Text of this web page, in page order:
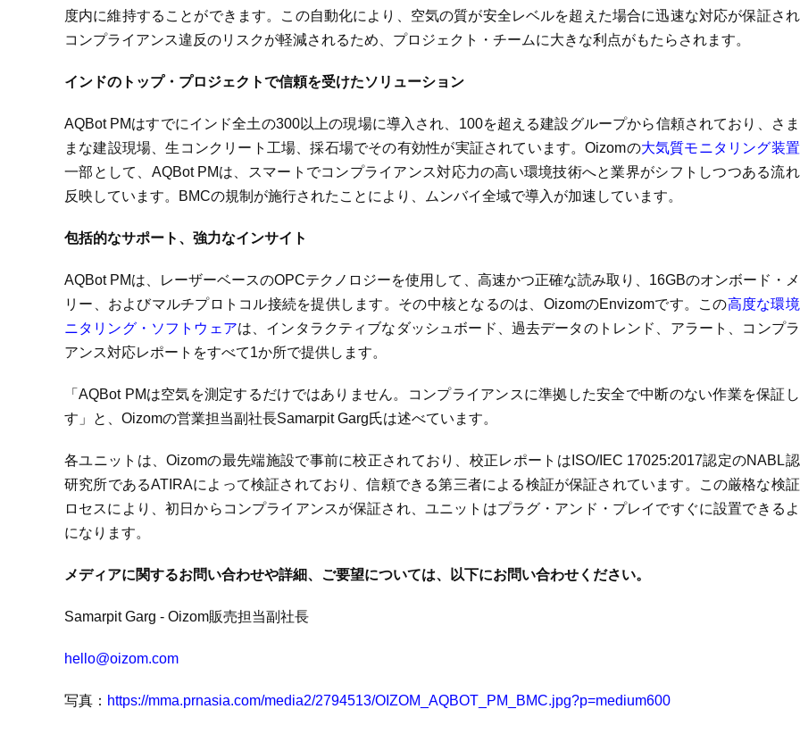
度内に維持することができます。この自動化により、空気の質が安全レベルを超えた場合に迅速な対応が保証され
コンプライアンス違反のリスクが軽減されるため、プロジェクト・チームに大きな利点がもたらされます。
インドのトップ・プロジェクトで信頼を受けたソリューション
AQBot PMはすでにインド全土の300以上の現場に導入され、100を超える建設グループから信頼されており、さ
まな建設現場、生コンクリート工場、採石場でその有効性が実証されています。Oizomの大気質モニタリング装置
一部として、AQBot PMは、スマートでコンプライアンス対応力の高い環境技術へと業界がシフトしつつある流
反映しています。BMCの規制が施行されたことにより、ムンバイ全域で導入が加速しています。
包括的なサポート、強力なインサイト
AQBot PMは、レーザーベースのOPCテクノロジーを使用して、高速かつ正確な読み取り、16GBのオンボード・
リー、およびマルチプロトコル接続を提供します。その中核となるのは、OizomのEnvizomです。この高度な環
ニタリング・ソフトウェアは、インタラクティブなダッシュボード、過去データのトレンド、アラート、コンプラ
アンス対応レポートをすべて1か所で提供します。
「AQBot PMは空気を測定するだけではありません。コンプライアンスに準拠した安全で中断のない作業を保証し
す」と、Oizomの営業担当副社長Samarpit Garg氏は述べています。
各ユニットは、Oizomの最先端施設で事前に校正されており、校正レポートはISO/IEC 17025:2017認定のNABL
研究所であるATIRAによって検証されており、信頼できる第三者による検証が保証されています。この厳格な検
ロセスにより、初日からコンプライアンスが保証され、ユニットはプラグ・アンド・プレイですぐに設置できるよ
になります。
メディアに関するお問い合わせや詳細、ご要望については、以下にお問い合わせください。
Samarpit Garg - Oizom販売担当副社長
hello@oizom.com
写真： https://mma.prnasia.com/media2/2794513/OIZOM_AQBOT_PM_BMC.jpg?p=medium600